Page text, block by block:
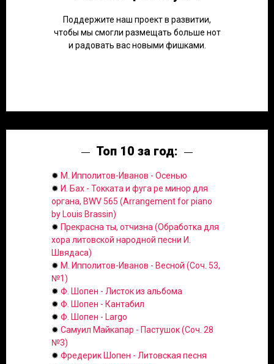
Поддержите наш проект в развитии,
чтобы мы смогли размещать больше нот
и радовать вас новыми фишками.
Топ 10 за год:
✹ М. Ипполитов-Иванов - Осенью
✹ И. Бах - Токката и фуга ре минор для
органа, BWV 565 (Arrangement for piano
by Louis Brassin)
✹ Прекрасна ты, отчизна (Обработка для
хора литовской народной песни И.
Швядаса)
✹ М. Ипполитов-Иванов - Весной (Соч. 53,
№1)
✹ Ф. Шопен - Листок из альбома
✹ Ф. Шопен - Кантабил
✹ Ф. Шопен - Largo
✹ Самуил Майкапар - Пастушок (Соч. 28
№3)
✹ Фредерик Шопен - Литовская песня